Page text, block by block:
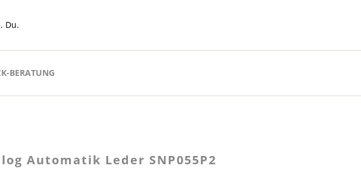
BERATUNG
Automatik Leder SNP055P2